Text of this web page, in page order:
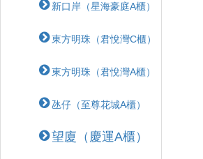
新口岸（星海豪庭A櫃）
東方明珠（君悅灣C櫃）
東方明珠（君悅灣A櫃）
氹仔（至尊花城A櫃）
望廈（慶運A櫃）